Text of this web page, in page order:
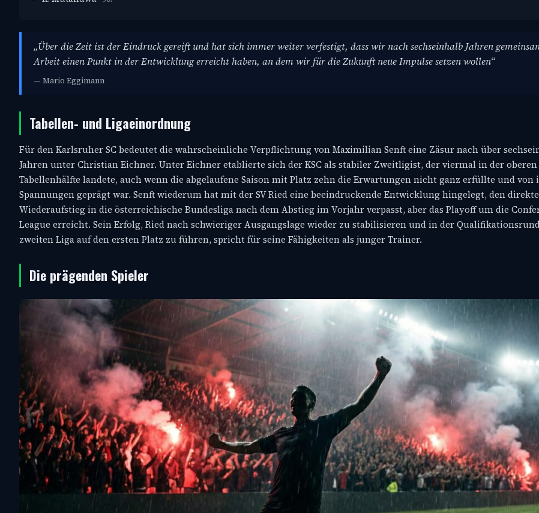
„Über die Zeit ist der Eindruck gereift und hat sich immer weiter verfestigt, dass wir nach sechseinhalb Jahren
Arbeit einen Punkt in der Entwicklung erreicht haben, an dem wir für die Zukunft neue Impulse setzen wollen“
— Mario Eggimann
Tabellen- und Ligaeinordnung
Für den Karlsruher SC bedeutet die wahrscheinliche Verpflichtung von Maximilian Senft eine Zäsur nach über
Jahren unter Christian Eichner. Unter Eichner etablierte sich der KSC als stabiler Zweitligist, der viermal in der oberen
Tabellenhälfte landete, auch wenn die abgelaufene Saison mit Platz zehn die Erwartungen nicht ganz erfüllte und von
Spannungen geprägt war. Senft wiederum hat mit der SV Ried eine beeindruckende Entwicklung hingelegt, den
Wiederaufstieg in die österreichische Bundesliga nach dem Abstieg im Vorjahr verpasst, aber das Playoff um die
League erreicht. Sein Erfolg, Ried nach schwieriger Ausgangslage wieder zu stabilisieren und in der
zweiten Liga auf den ersten Platz zu führen, spricht für seine Fähigkeiten als junger Trainer.
Die prägenden Spieler